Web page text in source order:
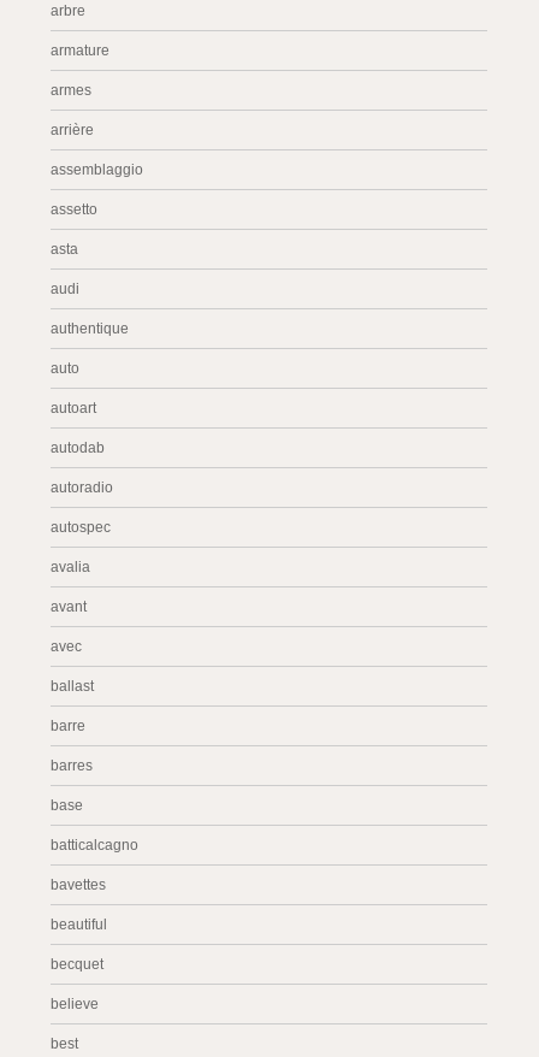
arbre
armature
armes
arrière
assemblaggio
assetto
asta
audi
authentique
auto
autoart
autodab
autoradio
autospec
avalia
avant
avec
ballast
barre
barres
base
batticalcagno
bavettes
beautiful
becquet
believe
best